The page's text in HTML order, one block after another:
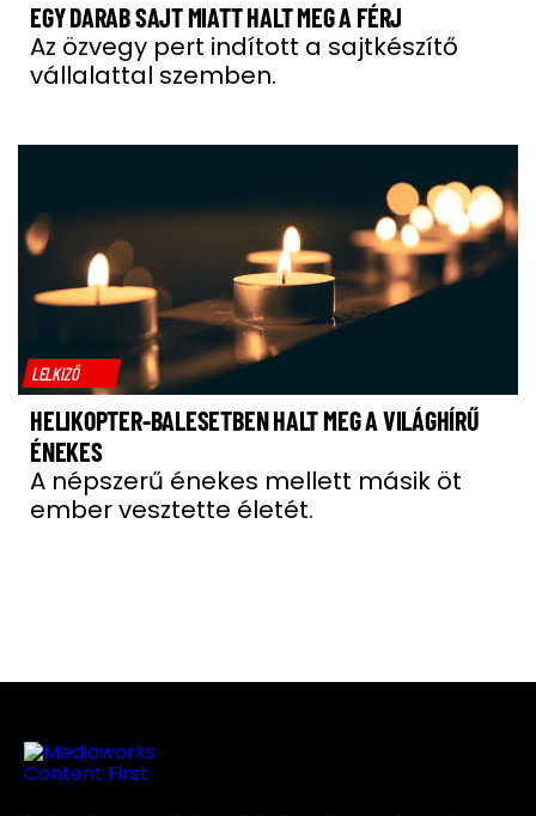
EGY DARAB SAJT MIATT HALT MEG A FÉRJ
Az özvegy pert indított a sajtkészítő
vállalattal szemben.
LELKIZŐ
HELIKOPTER-BALESETBEN HALT MEG A VILÁGHÍRŰ
ÉNEKES
A népszerű énekes mellett másik öt
ember vesztette életét.